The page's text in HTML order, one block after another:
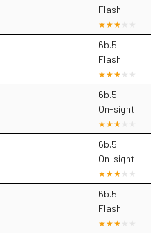
Flash
6b.5
Flash
6b.5
On-sight
6b.5
On-sight
6b.5
Flash